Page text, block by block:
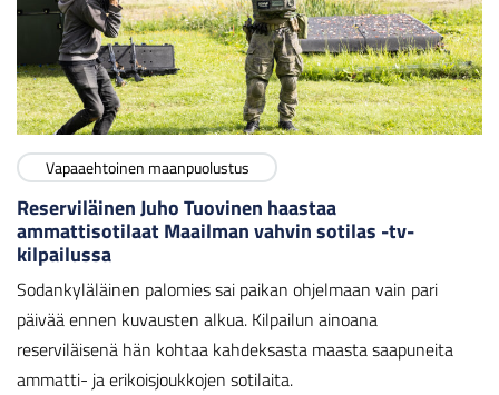
Vapaaehtoinen maanpuolustus
Reserviläinen Juho Tuovinen haastaa
ammattisotilaat Maailman vahvin sotilas -tv-
kilpailussa
Sodankyläläinen palomies sai paikan ohjelmaan vain pari
päivää ennen kuvausten alkua. Kilpailun ainoana
reserviläisenä hän kohtaa kahdeksasta maasta saapuneita
ammatti- ja erikoisjoukkojen sotilaita.